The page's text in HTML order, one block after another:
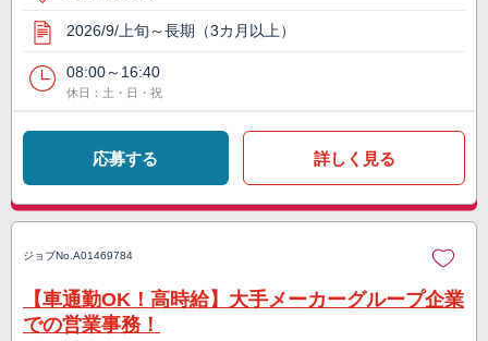
2026/9/上旬～長期（3カ月以上）
08:00～16:40
休日：土・日・祝
応募する 詳しく見る
ジョブNo. A01469784
【車通勤OK！高時給】大手メーカーグループ企業
での営業事務！